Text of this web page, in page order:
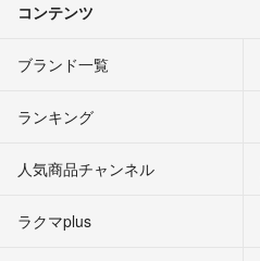
コンテンツ
ブランド一覧
ランキング
人気商品チャンネル
ラクマplus